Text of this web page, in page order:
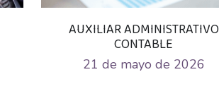
AUXILIAR ADMINISTRATIVO
CONTABLE
21 de mayo de 2026